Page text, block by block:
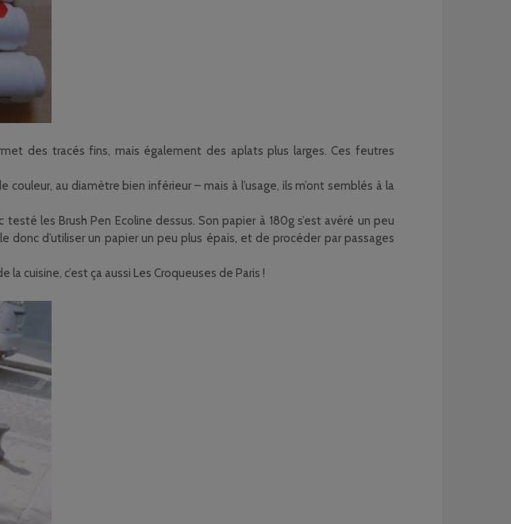
des tracés fins, mais également des aplats plus larges. Ces feutres
au diamètre bien inférieur – mais à l’usage, ils m’ont semblés à la
les Brush Pen Ecoline dessus. Son papier à 180g s’est avéré un peu
donc d’utiliser un papier un peu plus épais, et de procéder par passages
cuisine, c’est ça aussi Les Croqueuses de Paris !